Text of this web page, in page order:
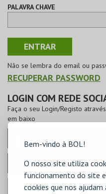
Bem-vindo à BOL!
O nosso site utiliza
funcionamento do site
cookies que nos
PALAVRA CHAVE
Não se lembra do email ou
RECUPERAR PASSWORD
LOGIN COM REDE
Faça o seu Login/Registo
em baixo